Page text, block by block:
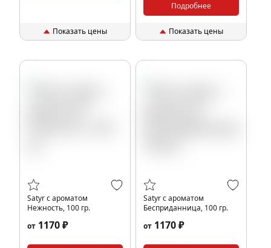
Показать цены
Подробнее
Показать цены
Satyr с ароматом
Нежность, 100 гр.
от 1170 ₽
Satyr с ароматом
Бесприданница, 100 гр.
от 1170 ₽